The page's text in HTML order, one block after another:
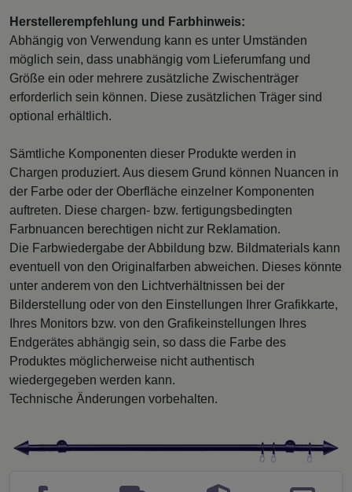
Herstellerempfehlung und Farbhinweis:
Abhängig von Verwendung kann es unter Umständen
möglich sein, dass unabhängig vom Lieferumfang und
Größe ein oder mehrere zusätzliche Zwischenträger
erforderlich sein können. Diese zusätzlichen Träger sind
optional erhältlich.
Sämtliche Komponenten dieser Produkte werden in
Chargen produziert. Aus diesem Grund können Nuancen in
der Farbe oder der Oberfläche einzelner Komponenten
auftreten. Diese chargen- bzw. fertigungsbedingten
Farbnuancen berechtigen nicht zur Reklamation.
Die Farbwiedergabe der Abbildung bzw. Bildmaterials kann
eventuell von den Originalfarben abweichen. Dieses könnte
unter anderem von den Lichtverhältnissen bei der
Bilderstellung oder von den Einstellungen Ihrer Grafikkarte,
Ihres Monitors bzw. von den Grafikeinstellungen Ihres
Endgerätes abhängig sein, so dass die Farbe des
Produktes möglicherweise nicht authentisch
wiedergegeben werden kann.
Technische Änderungen vorbehalten.